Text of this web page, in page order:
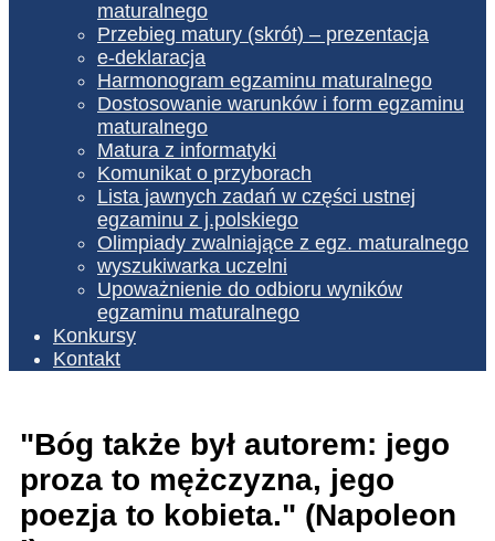
maturalnego
Przebieg matury (skrót) – prezentacja
e-deklaracja
Harmonogram egzaminu maturalnego
Dostosowanie warunków i form egzaminu
maturalnego
Matura z informatyki
Komunikat o przyborach
Lista jawnych zadań w części ustnej
egzaminu z j.polskiego
Olimpiady zwalniające z egz. maturalnego
wyszukiwarka uczelni
Upoważnienie do odbioru wyników
egzaminu maturalnego
Konkursy
Kontakt
"Bóg także był autorem: jego
proza to mężczyzna, jego
poezja to kobieta." (Napoleon